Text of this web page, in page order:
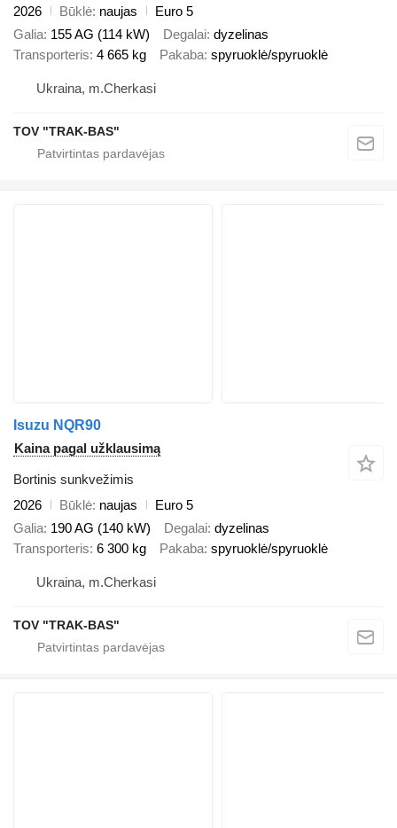
2026 Būklė naujas
Euro 5
Galia 155 AG (114 kW) Degalai dyzelinas
Transporteris 4 665 kg Pakaba spyruoklė/spyruoklė
Ukraina, m.Cherkasi
TOV "TRAK-BAS"
Isuzu NQR90
Kaina pagal užklausimą
Bortinis sunkvežimis
2026
Būklė naujas
Euro 5
Galia 190 AG (140 kW) Degalai dyzelinas
Transporteris 6 300 kg Pakaba spyruoklė/spyruoklė
Ukraina, m.Cherkasi
TOV "TRAK-BAS"